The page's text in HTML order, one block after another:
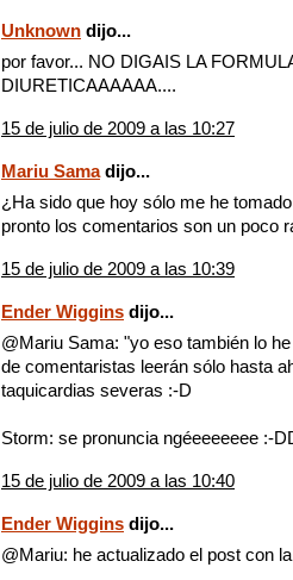
Unknown dijo...
por favor... NO DIGAIS LA
DIURETICAAAAAA....
15 de julio de 2009 a las 10:27
Mariu Samadijo...
¿Ha sido que hoy sólo me he
pronto los comentarios son un poco
15 de julio de 2009 a las 10:39
Ender Wiggins dijo...
@Mariu Sama: "yo eso también lo
de comentaristas leerán sólo hasta
taquicardias severas :-D
Storm: se pronuncia ngéeeeeeee :-
15 de julio de 2009 a las 10:40
Ender Wiggins dijo...
@Mariu: he actualizado el post con